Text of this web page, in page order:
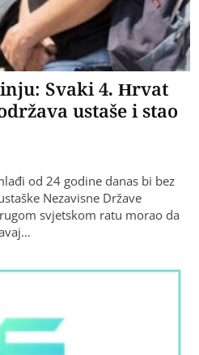
Svaki 4. Hrvat
ustaše i stao
od 24 godine danas bi bez
Nezavisne Države
svjetskom ratu morao da